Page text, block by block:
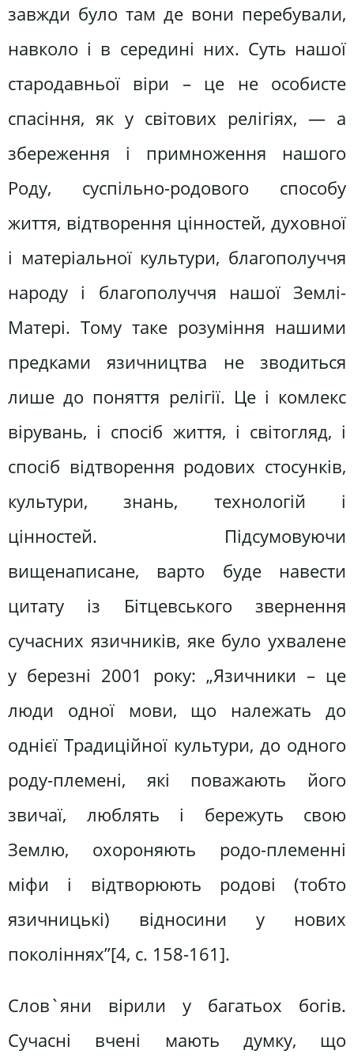
завжди було там де вони перебували,
навколо і в середині них. Суть нашої
стародавньої віри – це не особисте
спасіння, як у світових релігіях, — а
збереження і примноження нашого
Роду, суспільно-родового способу
життя, відтворення цінностей, духовної
і матеріальної культури, благополуччя
народу і благополуччя нашої Землі-
Матері. Тому таке розуміння нашими
предками язичництва не зводиться
лише до поняття релігії. Це і комлекс
вірувань, і спосіб життя, і світогляд, і
спосіб відтворення родових стосунків,
культури, знань, технологій і
цінностей. Підсумовуючи
вищенаписане, варто буде навести
цитату із Бітцевського звернення
сучасних язичників, яке було ухвалене
у березні 2001 року: „Язичники – це
люди одної мови, що належать до
однієї Традиційної культури, до одного
роду-племені, які поважають його
звичаї, люблять і бережуть свою
Землю, охороняють родо-племенні
міфи і відтворюють родові (тобто
язичницькі) відносини у нових
поколіннях”[4, c. 158-161].
Слов`яни вірили у багатьох богів.
Сучасні вчені мають думку, що